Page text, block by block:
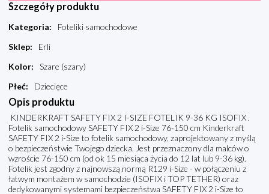
Szczegóły produktu
Kategoria:
Foteliki samochodowe
Sklep:
Erli
Kolor:
Szare (szary)
Płeć: Dziecięce
Opis produktu
KINDERKRAFT SAFETY FIX 2 I-SIZE FOTELIK 9-36 KG ISOFIX .
Fotelik samochodowy SAFETY FIX 2 i-Size 76-150 cm Kinderkraft
SAFETY FIX 2 i-Size to fotelik samochodowy, zaprojektowany z myślą
o bezpieczeństwie Twojego dziecka. Jest przeznaczony dla malców o
wzroście 76-150 cm (od ok 15 miesiąca życia do 12 lat lub 9-36 kg).
Fotelik jest zgodny z najnowszą normą R129 i-Size - w połączeniu z
łatwym montażem w samochodzie (ISOFIX i TOP TETHER) oraz
dedykowanymi systemami bezpieczeństwa SAFETY FIX 2 i-Size to